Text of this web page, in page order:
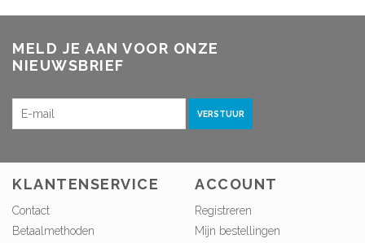
MELD JE AAN VOOR ONZE
NIEUWSBRIEF
VERSTUUR
KLANTENSERVICE
Contact
Betaalmethoden
ACCOUNT
Registreren
Mijn bestellingen